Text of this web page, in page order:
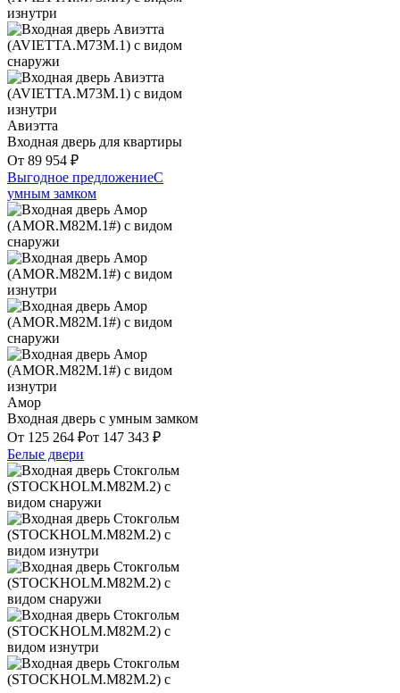
Авиэтта
Входная дверь для квартиры
От 89 954 ₽
Выгодное предложениеС
умным замком
Амор
Входная дверь с умным замком
От 125 264 ₽от 147 343 ₽
Белые двери